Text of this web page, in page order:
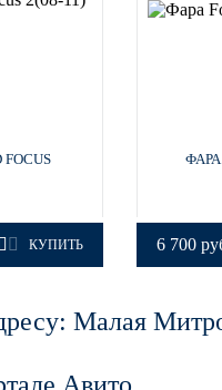
КУПИТЬ
ФАРА
6 700
Малая